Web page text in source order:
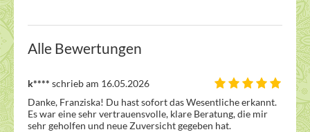
Alle Bewertungen
k**** schrieb am 16.05.2026
Danke, Franziska! Du hast sofort das Wesentliche erkannt.
Es war eine sehr vertrauensvolle, klare Beratung, die mir
sehr geholfen und neue Zuversicht gegeben hat.